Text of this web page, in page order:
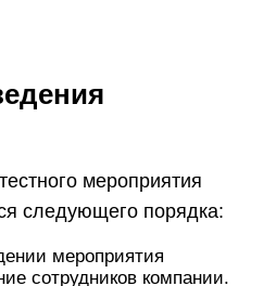
мероприятия
следующего порядка:
мероприятия
сотрудников компании.